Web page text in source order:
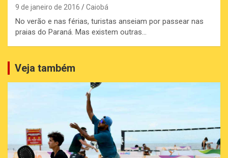
9 de janeiro de 2016 Caiobá
No verão e nas férias, turistas anseiam por passear nas
praias do Paraná. Mas existem outras…
Veja também